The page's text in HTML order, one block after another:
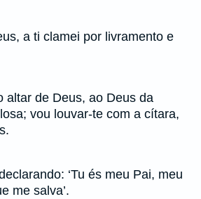
a ti clamei por livramento e
altar de Deus, ao Deus da
vou louvar-te com a cítara,
‘Tu és meu Pai, meu
me salva’.